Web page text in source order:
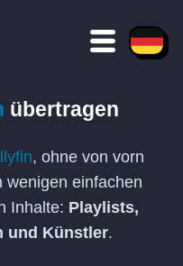
übertragen
, ohne von vorn
wenigen einfachen
Inhalte: Playlists,
und Künstler.